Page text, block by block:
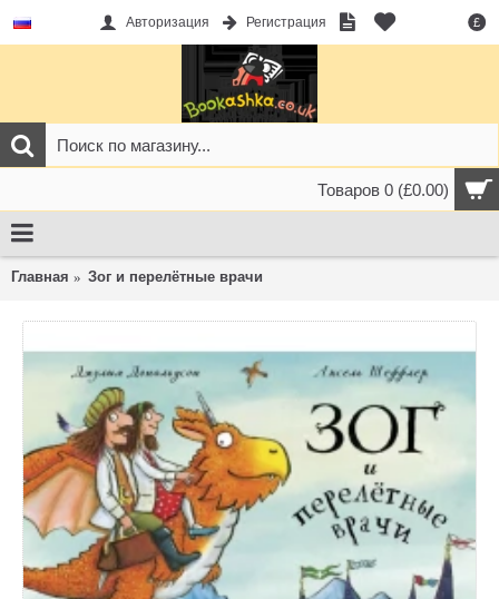
£
Авторизация Регистрация
Товаров 0 (£0.00)
Главная Зог и перелётные врачи